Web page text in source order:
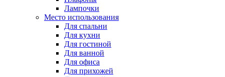
Лампочки
Место использования
Для спальни
Для кухни
Для гостиной
Для ванной
Для офиса
Для прихожей